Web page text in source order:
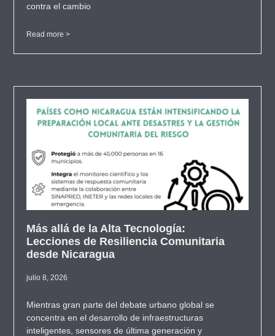
contra el cambio
Read more >
Más allá de la Alta Tecnología:
Lecciones de Resiliencia Comunitaria
desde Nicaragua
julio 8, 2026
Mientras gran parte del debate urbano global se
concentra en el desarrollo de infraestructuras
inteligentes, sensores de última generación y